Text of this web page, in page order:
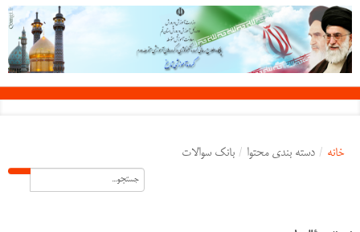
خانه / دسته بندی محتوا / بانک سوالات